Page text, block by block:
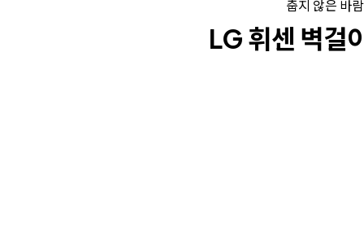
춥지 않은 바람
LG 휘센 벽걸